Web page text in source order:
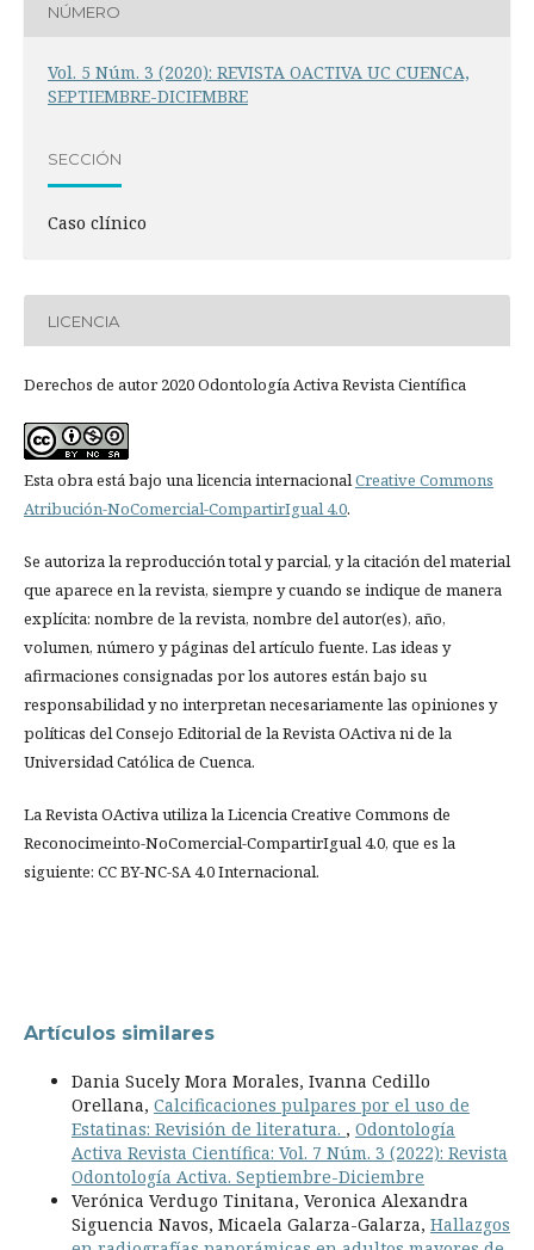
NÚMERO
Vol. 5 Núm. 3 (2020): REVISTA OACTIVA UC CUENCA,
SEPTIEMBRE-DICIEMBRE
SECCIÓN
Caso clínico
LICENCIA
Derechos de autor 2020 Odontología Activa Revista Científica
Esta obra está bajo una licencia internacionalCreative Commons
Atribución-NoComercial-CompartirIgual 4.0.
Se autoriza la reproducción total y parcial, y la citación del material
que aparece en la revista, siempre y cuando se indique de manera
explícita: nombre de la revista, nombre del autor(es), año,
volumen, número y páginas del artículo fuente. Las ideas y
afirmaciones consignadas por los autores están bajo su
responsabilidad y no interpretan necesariamente las opiniones y
políticas del Consejo Editorial de la Revista OActiva ni de la
Universidad Católica de Cuenca.
La Revista OActiva utiliza la Licencia Creative Commons de
Reconocimeinto-NoComercial-CompartirIgual 4.0, que es la
siguiente: CC BY-NC-SA 4.0 Internacional.
Artículos similares
Dania Sucely Mora Morales, Ivanna Cedillo
Orellana, Calcificaciones pulpares por el uso de
Estatinas: Revisión de literatura. , Odontología
Activa Revista Científica: Vol. 7 Núm. 3 (2022): Revista
Odontología Activa. Septiembre-Diciembre
Verónica Verdugo Tinitana, Veronica Alexandra
Siguencia Navos, Micaela Galarza-Galarza, Hallazgos